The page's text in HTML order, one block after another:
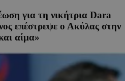
για τη νικήτρια Dara
επέστρεψε ο Ακύλας στην
αίμα»